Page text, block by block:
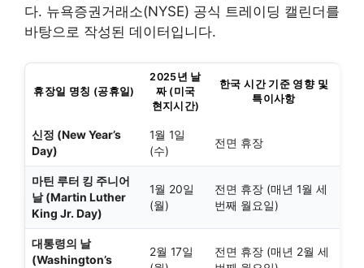
다. 뉴욕증권거래소(NYSE) 공식 트레이딩 캘린더를
바탕으로 작성된 데이터입니다.
휴장일 명칭 (공휴일)
2025년 날
짜 (미국
현지시간)
한국 시간 기준 영향 및
특이사항
신정 (New Year’s
Day)
1월 1일
(수)
전면 휴장
마틴 루터 킹 주니어
날 (Martin Luther
King Jr. Day)
1월 20일
(월)
전면 휴장 (매년 1월 세
번째 월요일)
대통령의 날
(Washington’s
2월 17일
전면 휴장 (매년 2월 세